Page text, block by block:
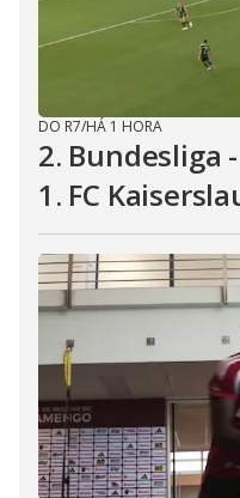
DO R7/HÁ 1 HORA
2. Bundesliga
1. FC